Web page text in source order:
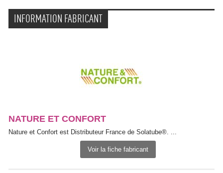
INFORMATION FABRICANT
NATURE ET CONFORT
Nature et Confort est Distributeur France de Solatube®. ...
Voir la fiche fabricant